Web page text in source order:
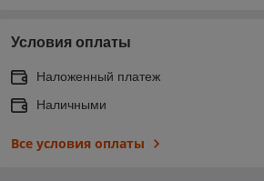
Условия оплаты
Наложенный платеж
Наличными
Все условия оплаты